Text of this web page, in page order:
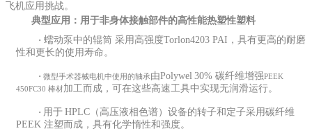
飞机应用挑战。
典型应用：用于非身体接触部件的高性能热塑性塑料
· 蠕动泵中的辊筒 采用高强度Torlon4203 PAI，具有更高的耐磨
性和更长的使用寿命。
· 微型手术器械电机中使用的轴承由Polywel 30% 碳纤维增强PEEK
450FC30 棒材加工而成，可在这些高速工具中实现无润滑运行。
· 用于 HPLC（高压液相色谱）设备的转子和定子采用碳纤维
PEEK 注塑而成，具有化学惰性和强度。